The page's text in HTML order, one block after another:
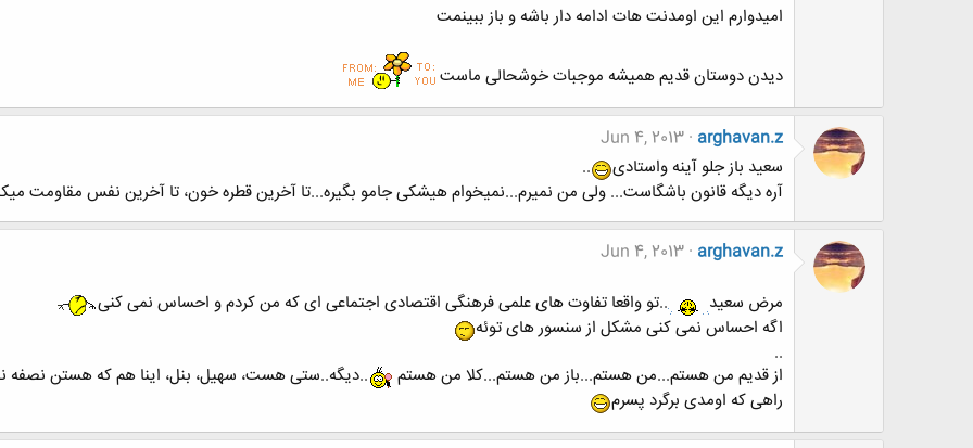
امیدوارم این اومدنت هات ادامه دار باشه و باز ببینمت
دیدن دوستان قدیم همیشه موجبات خوشحالی ماست
arghavan.z
Jun 4, 2013
سعید باز جلو آینه واستادی
..
آره دیگه قانون باشگاست... ولی من نمیرم...نمیخوام هیشکی جامو بگیره...تا آخرین قطره خون، تا آخرین نفس مقاومت
arghavan.z
Jun 4, 2013
مرض سعید
..تو واقعا تفاوت های علمی فرهنگی اقتصادی اجتماعی ای که من کردم و احساس نمی کنی
اگه احساس نمی کنی مشکل از سنسور های توئه
..
از قدیم من هستم...من هستم...باز من هستم...کلا من هستم
..دیگه..ستی هست، سهیل، بنل، اینا هم که هستن نصفه
راهی که اومدی برگرد پسرم